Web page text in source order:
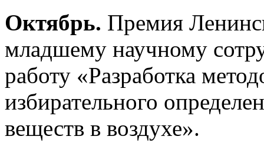
Октябрь. Премия
младшему научному
работу «Разработка
избирательного
веществ в воздухе».